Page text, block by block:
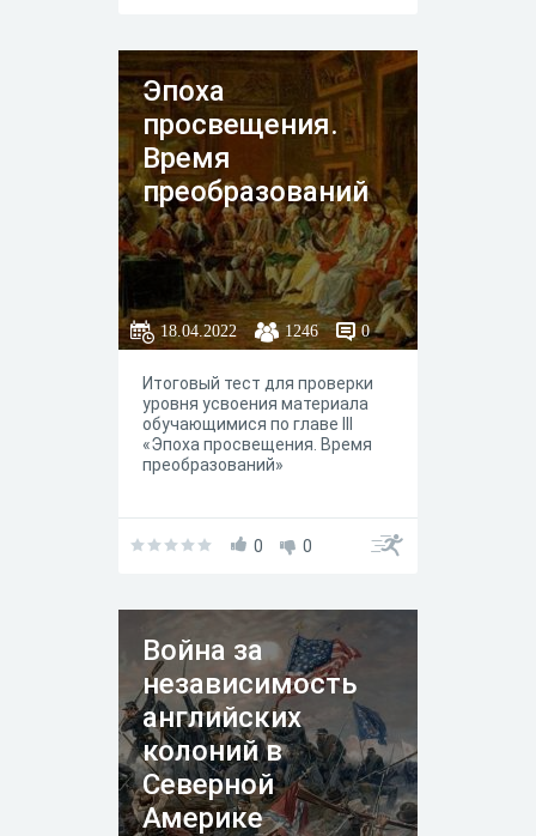
Эпоха
просвещения.
Время
преобразований
18.04.2022 1246 0
Итоговый тест для проверки
уровня усвоения материала
обучающимися по главе III
«Эпоха просвещения. Время
преобразований»
0 0
Война за
независимость
английских
колоний в
Северной
Америке